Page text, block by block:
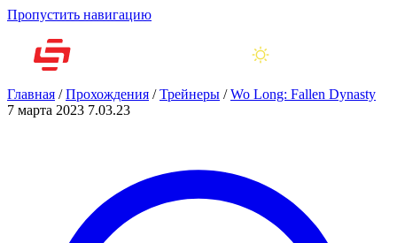
Пропустить навигацию
Главная /Прохождения /Трейнеры /Wo Long: Fallen Dynasty
7 марта 2023 7.03.23